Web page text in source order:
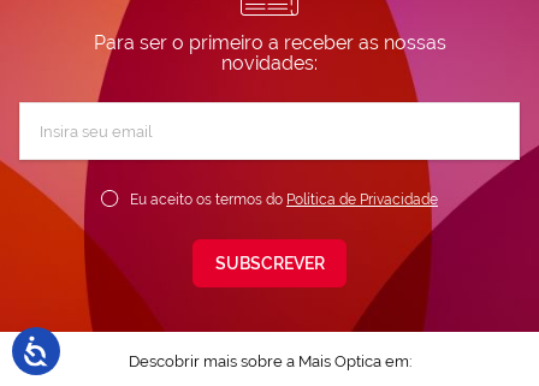
Para ser o primeiro a receber as nossas
novidades:
Newsletter:
Eu aceito os termos do Política de Privacidade
SUBSCREVER
Descobrir mais sobre a Mais Optica em: